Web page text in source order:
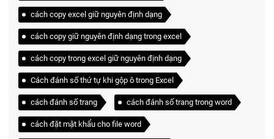
cách copy excel giữ nguyên định dạng
cách copy giữ nguyên định dạng trong excel
cách copy trong excel giữ nguyên định dạng
Cách đánh số thứ tự khi gộp ô trong Excel
cách đánh số trang cách đánh số trang trong word
cách đặt mật khẩu cho file word